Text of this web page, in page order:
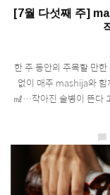
[7월 다섯째 주]
한 주 동안의 주목할 만
없이 매주 mashija와
㎖…작아진 술병이 뜬다